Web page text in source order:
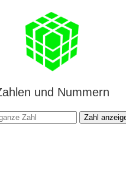
und Nummern
Zahl